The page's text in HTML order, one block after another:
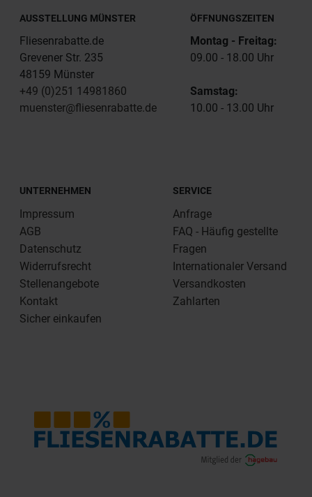
AUSSTELLUNG MÜNSTER
Fliesenrabatte.de
Grevener Str. 235
48159 Münster
+49 (0)251 14981860
muenster@fliesenrabatte.de
ÖFFNUNGSZEITEN
Montag - Freitag:
09.00 - 18.00 Uhr
Samstag:
10.00 - 13.00 Uhr
UNTERNEHMEN
Impressum
AGB
Datenschutz
Widerrufsrecht
Stellenangebote
Kontakt
Sicher einkaufen
SERVICE
Anfrage
FAQ - Häufig gestellte
Fragen
Internationaler Versand
Versandkosten
Zahlarten